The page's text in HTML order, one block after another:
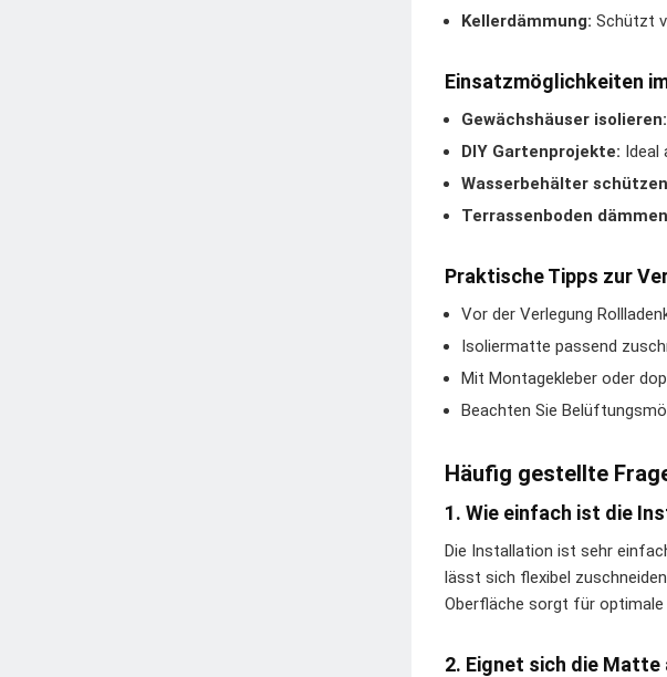
Kellerdämmung: Schützt
Einsatzmöglichkeiten
Gewächshäuser isolieren:
DIY Gartenprojekte: Ideal
Wasserbehälter
Terrassenboden
Praktische Tipps zur
Vor der Verlegung
Isoliermatte passend
Mit Montagekleber oder
Beachten Sie
Häufig gestellte
1. Wie einfach ist die
Die Installation ist sehr
lässt sich flexibel
Oberfläche sorgt für
2. Eignet sich die Matte